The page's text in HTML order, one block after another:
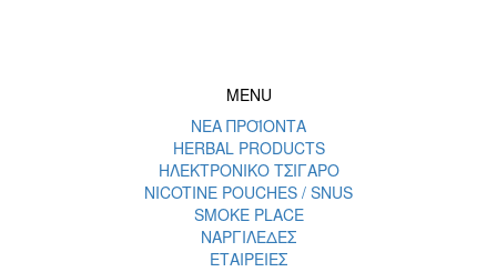
MENU
ΝΕΑ ΠΡΟΪΟΝΤΑ
HERBAL PRODUCTS
ΗΛΕΚΤΡΟΝΙΚΟ ΤΣΙΓΑΡΟ
NICOTINE POUCHES / SNUS
SMOKE PLACE
ΝΑΡΓΙΛΕΔΕΣ
ΕΤΑΙΡΕΙΕΣ